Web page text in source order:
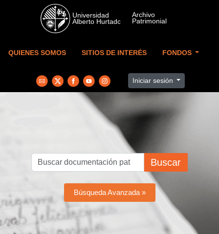
Skip to main content
QUIENES SOMOS SITIOS DE INTERÉS FONDOS
Iniciar sesión
Buscar
Búsqueda Avanzada »